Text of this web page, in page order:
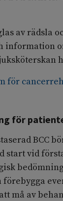
av rädsla
information
för
för
BCC
start vid
må av